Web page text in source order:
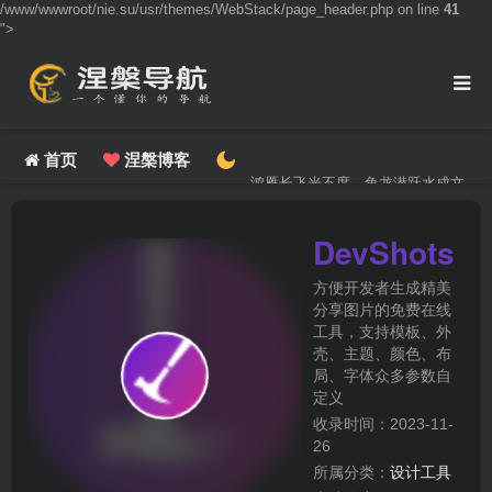
/www/wwwroot/nie.su/usr/themes/WebStack/page_header.php on line 41
">
首页 涅槃博客
鸿雁长飞光不度，鱼龙潜跃水成文。
DevShots
方便开发者生成精美
分享图片的免费在线
工具，支持模板、外
壳、主题、颜色、布
局、字体众多参数自
定义
收录时间：2023-11-
26
所属分类： 设计工具